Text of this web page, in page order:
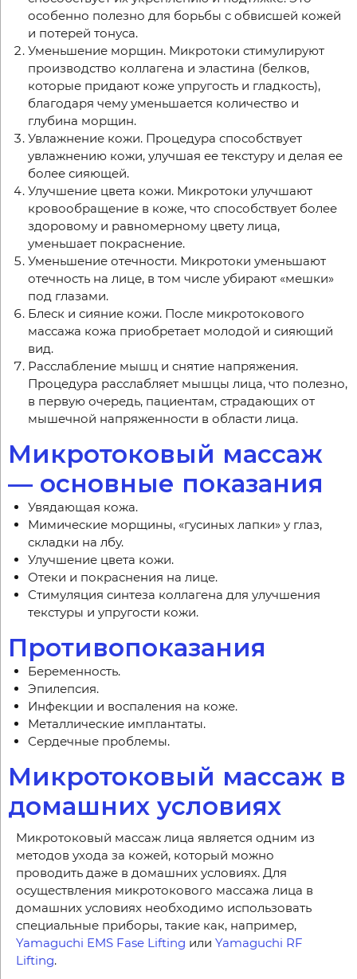
особенно полезно для борьбы с обвисшей кожей
и потерей тонуса.
Уменьшение морщин. Микротоки стимулируют
производство коллагена и эластина (белков,
которые придают коже упругость и гладкость),
благодаря чему уменьшается количество и
глубина морщин.
Увлажнение кожи. Процедура способствует
увлажнению кожи, улучшая ее текстуру и делая ее
более сияющей.
Улучшение цвета кожи. Микротоки улучшают
кровообращение в коже, что способствует более
здоровому и равномерному цвету лица,
уменьшает покраснение.
Уменьшение отечности. Микротоки уменьшают
отечность на лице, в том числе убирают «мешки»
под глазами.
Блеск и сияние кожи. После микротокового
массажа кожа приобретает молодой и сияющий
вид.
Расслабление мышц и снятие напряжения.
Процедура расслабляет мышцы лица, что полезно,
в первую очередь, пациентам, страдающих от
мышечной напряженности в области лица.
Микротоковый массаж
— основные показания
Увядающая кожа.
Мимические морщины, «гусиных лапки» у глаз,
складки на лбу.
Улучшение цвета кожи.
Отеки и покраснения на лице.
Стимуляция синтеза коллагена для улучшения
текстуры и упругости кожи.
Противопоказания
Беременность.
Эпилепсия.
Инфекции и воспаления на коже.
Металлические имплантаты.
Сердечные проблемы.
Микротоковый массаж в
домашних условиях
Микротоковый массаж лица является одним из
методов ухода за кожей, который можно
проводить даже в домашних условиях. Для
осуществления микротокового массажа лица в
домашних условиях необходимо использовать
специальные приборы, такие как, например,
Yamaguchi EMS Fase Lifting или Yamaguchi RF
Lifting.